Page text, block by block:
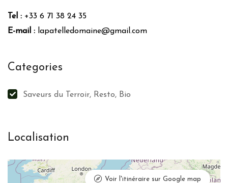
Tel : +33 6 71 38 24 35
E-mail : lapatelledomaine@gmail.com
Categories
Saveurs du Terroir, Resto, Bio
Localisation
Voir l'itinéraire sur Google map